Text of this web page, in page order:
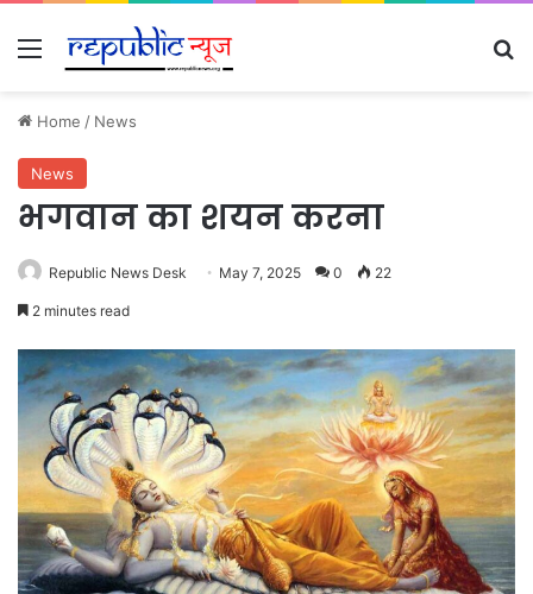
Menu
Home / News
News
भगवान का शयन करना
Republic News Desk May 7, 2025 0 22
2 minutes read